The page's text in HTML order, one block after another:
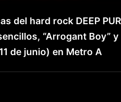
del hard rock DEEP
“Arrogant Boy”
de junio) en Metro A